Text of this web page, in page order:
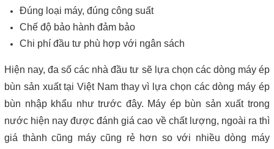
Đúng loại máy, đúng công suất
Chế độ bảo hành đảm bảo
Chi phí đầu tư phù hợp với ngân sách
Hiện nay, đa số các nhà đầu tư sẽ lựa chọn các dòng máy ép
bùn sản xuất tại Việt Nam thay vì lựa chọn các dòng máy ép
bùn nhập khẩu như trước đây. Máy ép bùn sản xuất trong
nước hiện nay được đánh giá cao về chất lượng, ngoài ra thì
giá thành cũng máy cũng rẻ hơn so với nhiều dòng máy